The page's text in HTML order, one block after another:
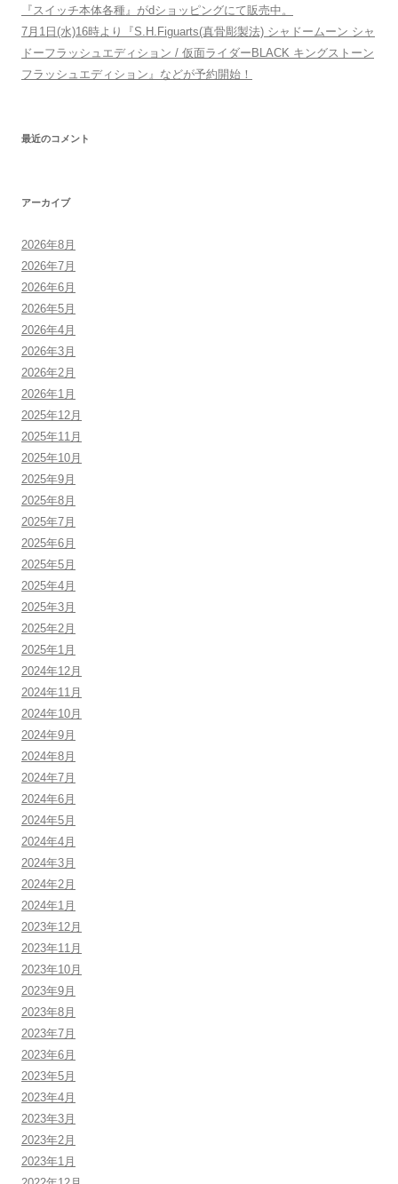
『スイッチ本体各種』がdショッピングにて販売中。
7月1日(水)16時より『S.H.Figuarts(真骨彫製法) シャドームーン シャ
ドーフラッシュエディション / 仮面ライダーBLACK キングストーン
フラッシュエディション』などが予約開始！
最近のコメント
アーカイブ
2026年8月
2026年7月
2026年6月
2026年5月
2026年4月
2026年3月
2026年2月
2026年1月
2025年12月
2025年11月
2025年10月
2025年9月
2025年8月
2025年7月
2025年6月
2025年5月
2025年4月
2025年3月
2025年2月
2025年1月
2024年12月
2024年11月
2024年10月
2024年9月
2024年8月
2024年7月
2024年6月
2024年5月
2024年4月
2024年3月
2024年2月
2024年1月
2023年12月
2023年11月
2023年10月
2023年9月
2023年8月
2023年7月
2023年6月
2023年5月
2023年4月
2023年3月
2023年2月
2023年1月